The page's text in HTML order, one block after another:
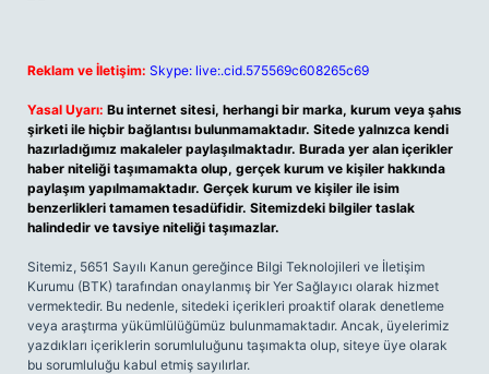
Reklam ve İletişim: Skype: live:.cid.575569c608265c69
Yasal Uyarı: Bu internet sitesi, herhangi bir marka, kurum veya şahıs
şirketi ile hiçbir bağlantısı bulunmamaktadır. Sitede yalnızca kendi
hazırladığımız makaleler paylaşılmaktadır. Burada yer alan içerikler
haber niteliği taşımamakta olup, gerçek kurum ve kişiler hakkında
paylaşım yapılmamaktadır. Gerçek kurum ve kişiler ile isim
benzerlikleri tamamen tesadüfidir. Sitemizdeki bilgiler taslak
halindedir ve tavsiye niteliği taşımazlar.
Sitemiz, 5651 Sayılı Kanun gereğince Bilgi Teknolojileri ve İletişim
Kurumu (BTK) tarafından onaylanmış bir Yer Sağlayıcı olarak hizmet
vermektedir. Bu nedenle, sitedeki içerikleri proaktif olarak denetleme
veya araştırma yükümlülüğümüz bulunmamaktadır. Ancak, üyelerimiz
yazdıkları içeriklerin sorumluluğunu taşımakta olup, siteye üye olarak
bu sorumluluğu kabul etmiş sayılırlar.